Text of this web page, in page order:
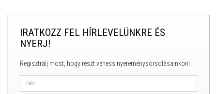
IRATKOZZ FEL HÍRLEVELÜNKRE ÉS
NYERJ!
Regisztrálj most, hogy részt vehess nyereménysorsolásainkon!